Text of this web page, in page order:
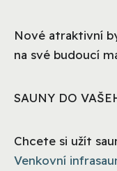
Nové atraktivní
na své budoucí
SAUNY DO
Chcete si užít
Venkovní